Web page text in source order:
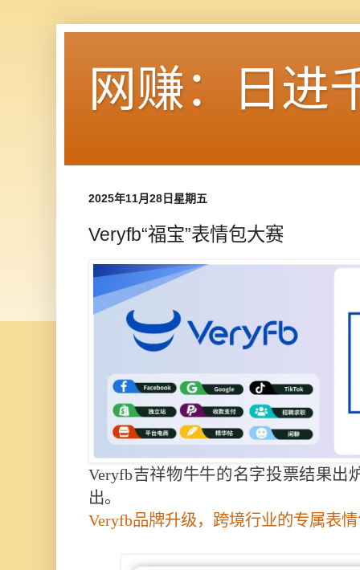
网赚：日进
2025年11月28日星期五
Veryfb“福宝”表情包大赛
Veryfb吉祥物牛牛的名字投票结果出
出。
Veryfb品牌升级，跨境行业的专属表